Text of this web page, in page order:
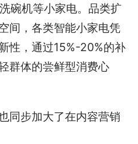
碗机等小家电。品类扩
间，各类智能小家电凭
性，通过15%-20%的补
群体的尝鲜型消费心
同步加大了在内容营销